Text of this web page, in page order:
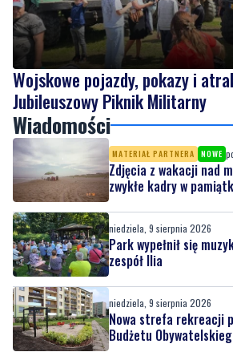
Wojskowe pojazdy, pokazy i
Jubileuszowy Piknik Militarny
Wiadomości
MATERIAŁ PARTNERA NOWE
Zdjęcia z wakacji nad
zwykłe kadry w
niedziela, 9 sierpnia 2026
Park wypełnił się
zespół Ilia